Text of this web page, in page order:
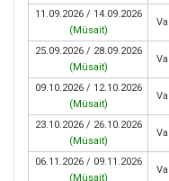
11.09.2026 / 14.09.2026
(Müsait)
25.09.2026 / 28.09.2026
(Müsait)
09.10.2026 / 12.10.2026
(Müsait)
23.10.2026 / 26.10.2026
(Müsait)
06.11.2026 / 09.11.2026
(Müsait)